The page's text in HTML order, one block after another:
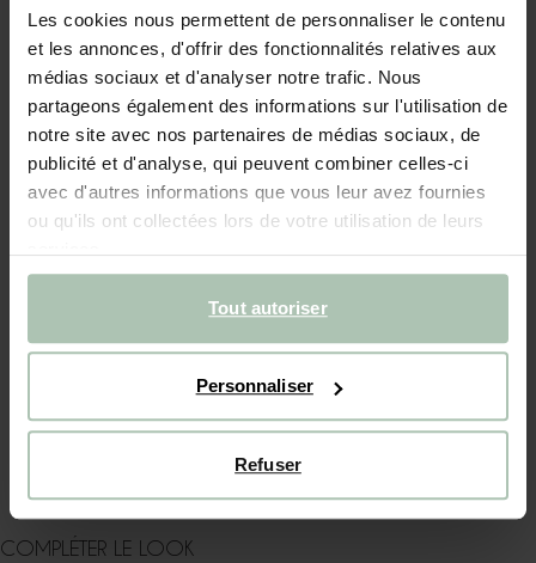
Les cookies nous permettent de personnaliser le contenu
et les annonces, d'offrir des fonctionnalités relatives aux
médias sociaux et d'analyser notre trafic. Nous
partageons également des informations sur l'utilisation de
notre site avec nos partenaires de médias sociaux, de
publicité et d'analyse, qui peuvent combiner celles-ci
avec d'autres informations que vous leur avez fournies
ou qu'ils ont collectées lors de votre utilisation de leurs
Tout autoriser
Personnaliser
Refuser
AJOUTER AU PANIER
Livraison rapide
Délai de rétractation de 14 jours
Gants noirs de la marque ELMER. L'extérieur des gants est
DÉTAILS DU PRODUIT
COMPLÉTER LE LOOK